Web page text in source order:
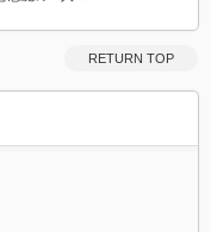
RETURN TOP